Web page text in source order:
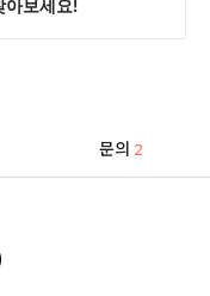
문의 2